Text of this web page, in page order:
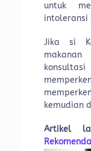
untuk
intoleransi
Jika si
kemudian
Artikel